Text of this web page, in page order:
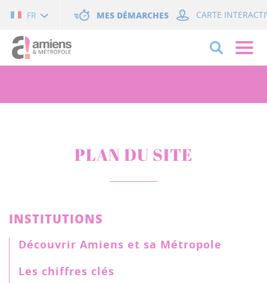
FR MES DÉMARCHES CARTE
PLAN DU SITE
INSTITUTIONS
Découvrir Amiens et sa Métropole
Les chiffres clés